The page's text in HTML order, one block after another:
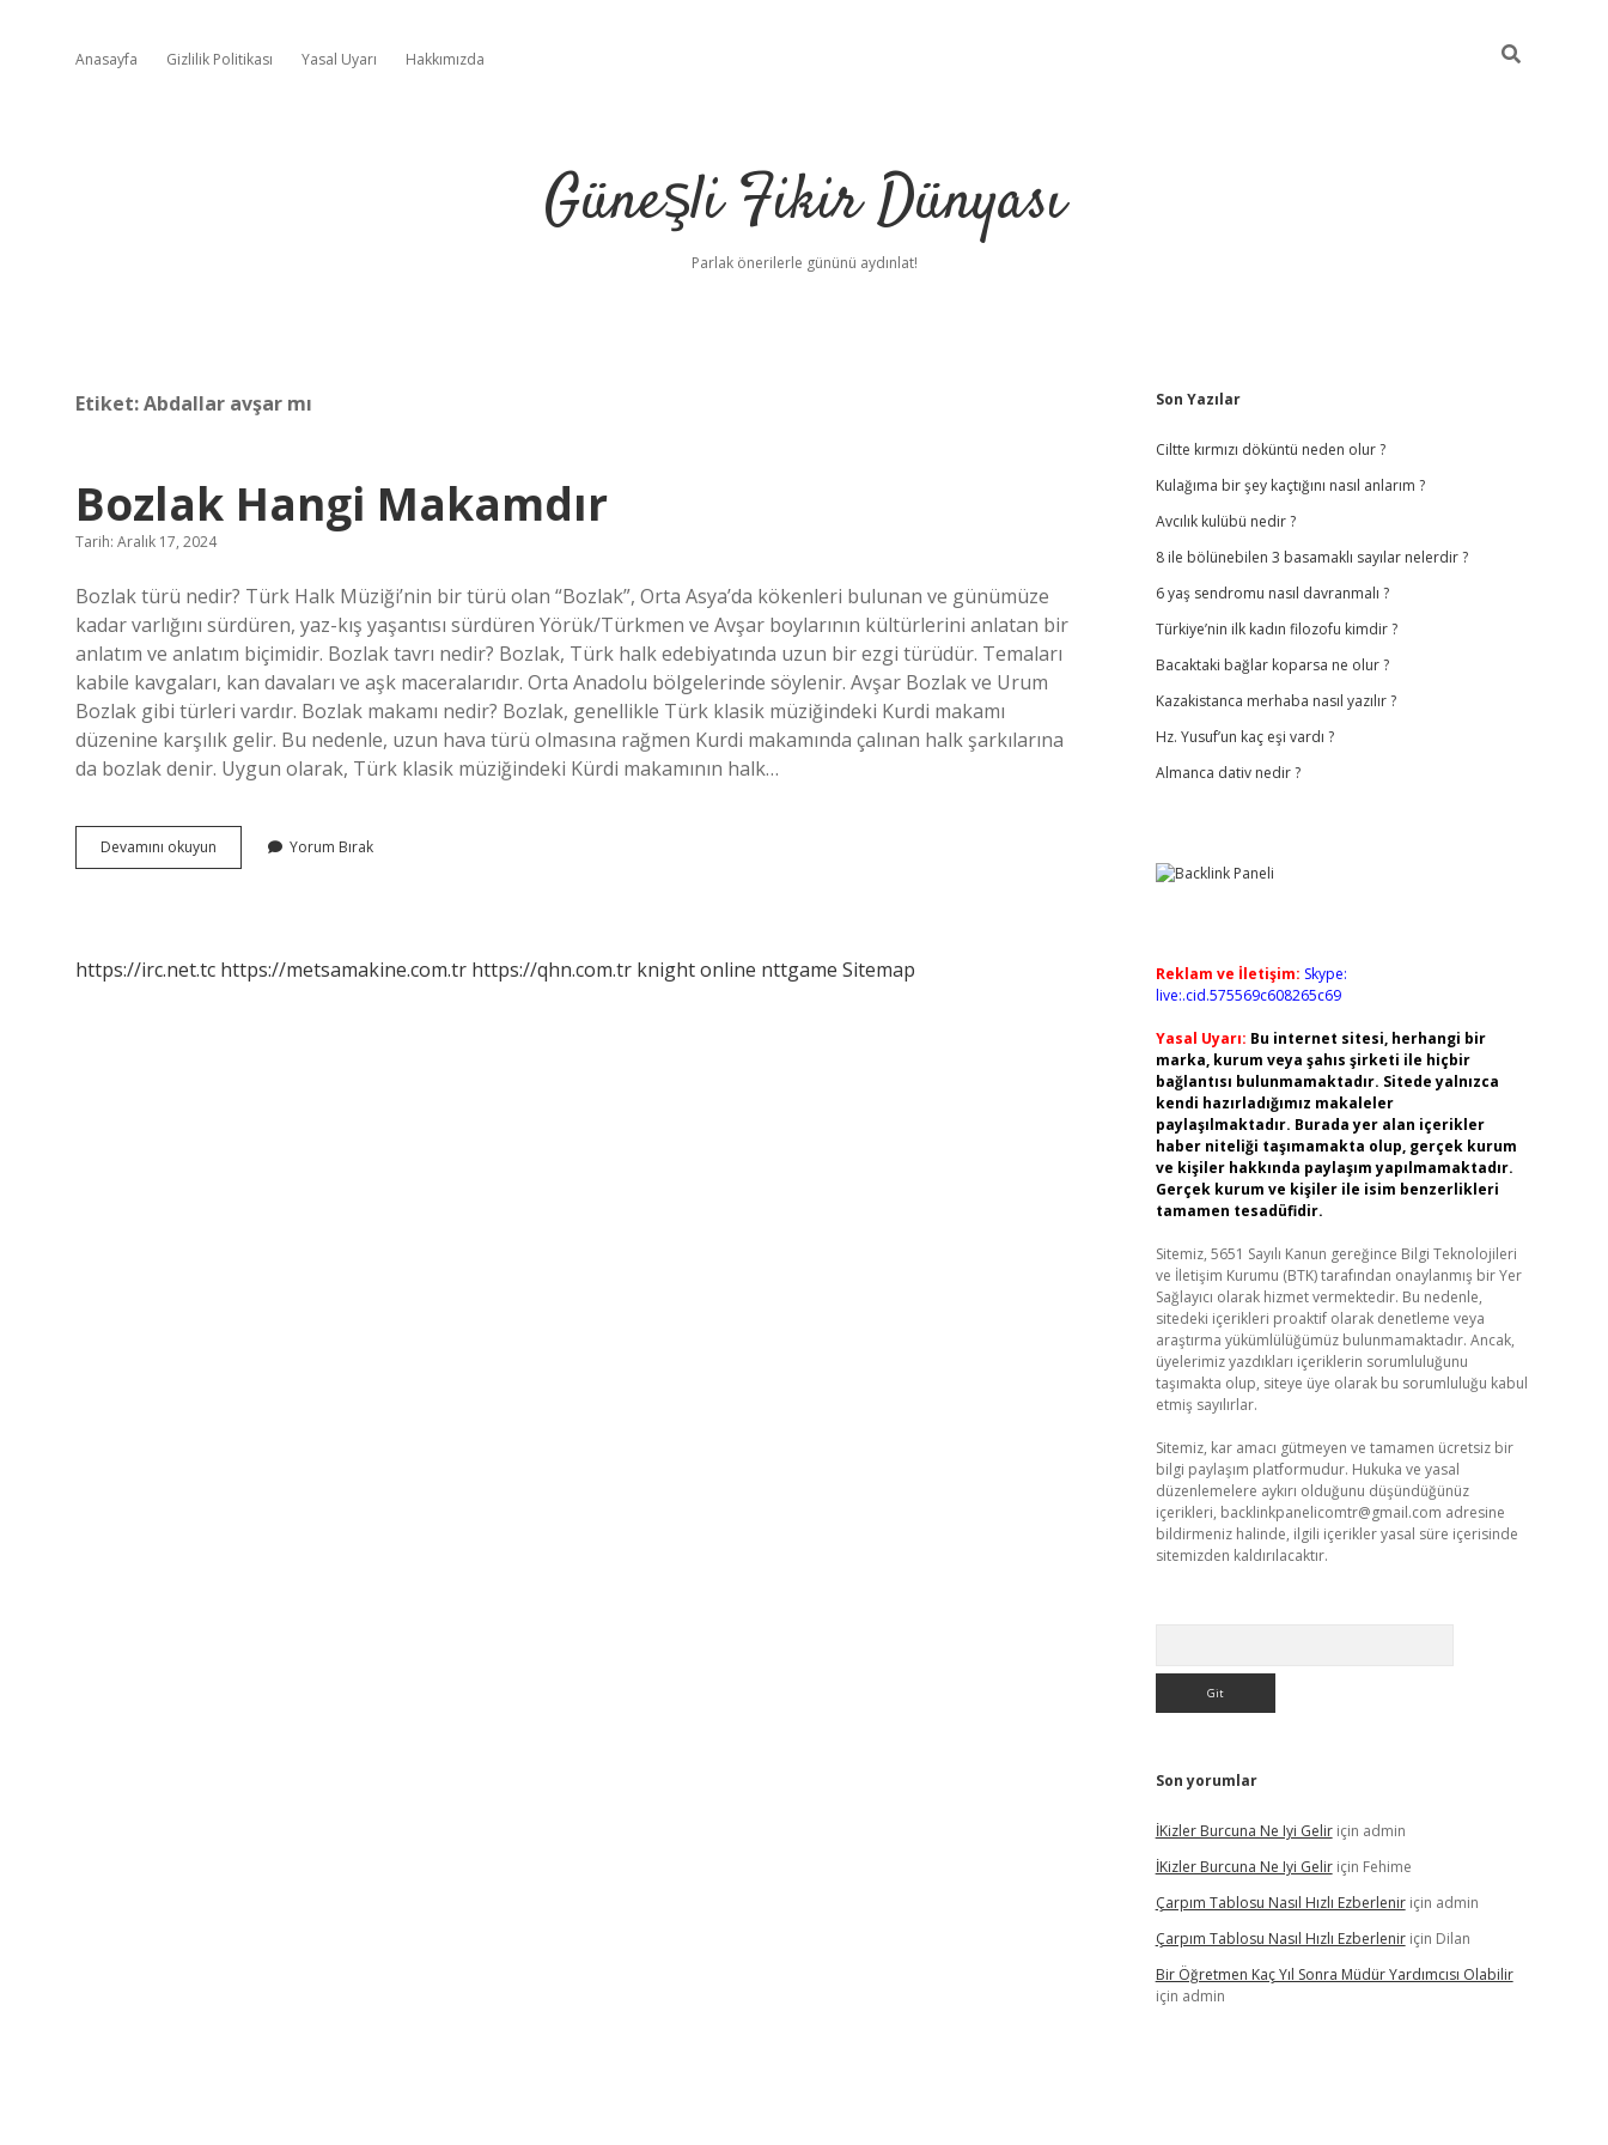
Anasayfa Gizlilik Politikası Yasal Uyarı Hakkımızda
Güneşli Fikir Dünyası
Parlak önerilerle gününü aydınlat!
Etiket:Abdallar avşar mı
Bozlak Hangi Makamdır
Tarih: Aralık 17, 2024
Bozlak türü nedir? Türk Halk Müziği’nin bir türü olan “Bozlak”, Orta Asya’da kökenleri bulunan ve günümüze
kadar varlığını sürdüren, yaz-kış yaşantısı sürdüren Yörük/Türkmen ve Avşar boylarının kültürlerini anlatan bir
anlatım ve anlatım biçimidir. Bozlak tavrı nedir? Bozlak, Türk halk edebiyatında uzun bir ezgi türüdür. Temaları
kabile kavgaları, kan davaları ve aşk maceralarıdır. Orta Anadolu bölgelerinde söylenir. Avşar Bozlak ve Urum
Bozlak gibi türleri vardır. Bozlak makamı nedir? Bozlak, genellikle Türk klasik müziğindeki Kurdi makamı
düzenine karşılık gelir. Bu nedenle, uzun hava türü olmasına rağmen Kurdi makamında çalınan halk şarkılarına
da bozlak denir. Uygun olarak, Türk klasik müziğindeki Kürdi makamının halk…
Devamını okuyun
Hangi
Yorum Bırak
https://irc.net.tc https://metsamakine.com.tr https://qhn.com.tr knight online nttgame Sitemap
Sidebar
Son Yazılar
Ciltte kırmızı döküntü neden olur ?
Kulağıma bir şey kaçtığını nasıl anlarım ?
Avcılık kulübü nedir ?
8 ile bölünebilen 3 basamaklı sayılar nelerdir ?
6 yaş sendromu nasıl davranmalı ?
Türkiye’nin ilk kadın filozofu kimdir ?
Bacaktaki bağlar koparsa ne olur ?
Kazakistanca merhaba nasıl yazılır ?
Hz. Yusuf’un kaç eşi vardı ?
Almanca dativ nedir ?
Reklam ve İletişim: Skype:
live:.cid.575569c608265c69
Yasal Uyarı: Bu internet sitesi, herhangi bir
marka, kurum veya şahıs şirketi ile hiçbir
bağlantısı bulunmamaktadır. Sitede yalnızca
kendi hazırladığımız makaleler
paylaşılmaktadır. Burada yer alan içerikler
haber niteliği taşımamakta olup, gerçek kurum
ve kişiler hakkında paylaşım yapılmamaktadır.
Gerçek kurum ve kişiler ile isim benzerlikleri
tamamen tesadüfidir.
Sitemiz, 5651 Sayılı Kanun gereğince Bilgi Teknolojileri
ve İletişim Kurumu (BTK) tarafından onaylanmış bir Yer
Sağlayıcı olarak hizmet vermektedir. Bu nedenle,
sitedeki içerikleri proaktif olarak denetleme veya
araştırma yükümlülüğümüz bulunmamaktadır. Ancak,
üyelerimiz yazdıkları içeriklerin sorumluluğunu
taşımakta olup, siteye üye olarak bu sorumluluğu kabul
etmiş sayılırlar.
Sitemiz, kar amacı gütmeyen ve tamamen ücretsiz bir
bilgi paylaşım platformudur. Hukuka ve yasal
düzenlemelere aykırı olduğunu düşündüğünüz
içerikleri, backlinkpanelicomtr@gmail.com adresine
bildirmeniz halinde, ilgili içerikler yasal süre içerisinde
sitemizden kaldırılacaktır.
Son yorumlar
İKizler Burcuna Ne Iyi Geliriçin admin
İKizler Burcuna Ne Iyi Geliriçin Fehime
Çarpım Tablosu Nasıl Hızlı Ezberleniriçin admin
Çarpım Tablosu Nasıl Hızlı Ezberleniriçin Dilan
Bir Öğretmen Kaç Yıl Sonra Müdür Yardımcısı Olabilir
için admin
ilbethiltonbet